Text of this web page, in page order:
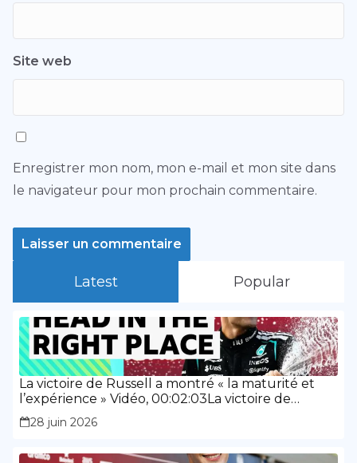
Site web
Enregistrer mon nom, mon e-mail et mon site dans
le navigateur pour mon prochain commentaire.
Latest Popular
La victoire de Russell a montré « la maturité et
l’expérience » Vidéo, 00:02:03La victoire de
Russell a montré « la maturité et l’expérience »
28 juin 2026